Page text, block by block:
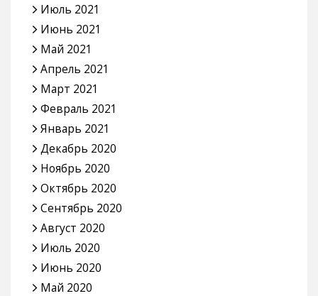
Июль 2021
Июнь 2021
Май 2021
Апрель 2021
Март 2021
Февраль 2021
Январь 2021
Декабрь 2020
Ноябрь 2020
Октябрь 2020
Сентябрь 2020
Август 2020
Июль 2020
Июнь 2020
Май 2020